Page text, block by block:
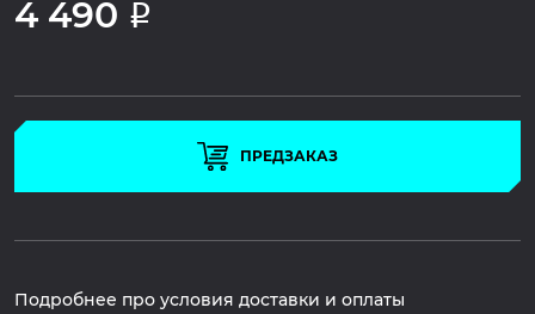
4 490 Р
ПРЕДЗАКАЗ
Подробнее про условия доставки и оплаты